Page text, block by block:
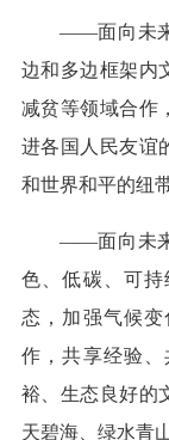
——面向未来
边和多边框架内
减贫等领域合作
进各国人民友谊
和世界和平的纽带
——面向未
色、低碳、可
态，加强气候
作，共享经验
裕、生态良好的
天碧海、绿水青山